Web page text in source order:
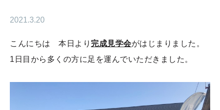
2021.3.20
こんにちは 本日より 完成見学会がはじまりました。
1日目から多くの方に足を運んでいただきました。